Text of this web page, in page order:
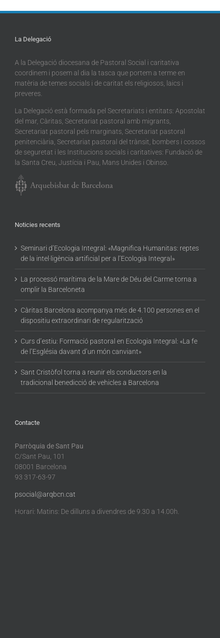
La Delegació
A la Delegació diocesana de Pastoral Social i caritativa
coordinem i posem al dia la tasca que portem a terme en
matèria de temes socials i de caritat els religiosos, laics i
preveres.
La Delegació està formada pel Secretariats i entitats: Apostolat
del mar, Càritas, Secretariat pastoral amb migrants,
Secretariat pastoral pels marginats, Secretariat pastoral
penitenciària, Secretariat pastoral del trànsit, bombers i cossos
de seguretat i les Institucions socials i caritatives: Fundació de
la Santa Creu, Justícia i Pau, Mans Unides i Obinso.
Noticies recents
Seminari d’Ecologia Integral: «Magnifica Humanitas: reptes
de la intel·ligència artificial per a l’Ecologia Integral»
La processó marítima de la Mare de Déu del Carme torna a
omplir la Barceloneta
Càritas Barcelona acompanya més de 4.100 persones en el
dispositiu extraordinari de regularització
Curs d’estiu: Formació pastoral en Ecologia Integral: «La fe
de l’Església davant d’un món canviant»
Sant Cristòfol torna a reunir els conductors en la
tradicional benedicció de vehicles a Barcelona
Contacte
Parròquia de Sant Pau
C/Sant Pau, 101
08001 Barcelona
93 317-63-97
psocial@arqbcn.cat
Horari: Matins: De dilluns a divendres de 9.30 a 14.00h.